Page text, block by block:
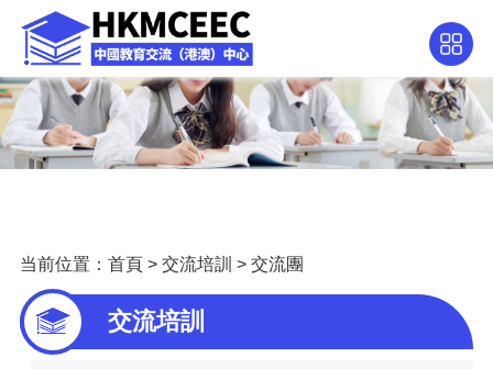
当前位置： 首頁> 交流培訓 > 交流團
交流培訓